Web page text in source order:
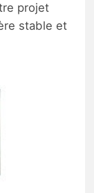
projet
stable et